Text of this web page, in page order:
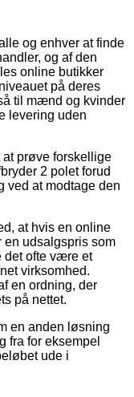
og enhver at finde
og af den
online butikker
på deres
til mænd og kvinder
levering uden
prøve forskellige
2 polet forud
ved at modtage den
at hvis en online
en udsalgspris som
det ofte være et
virksomhed.
en ordning, der
på nettet.
en anden løsning
fra for eksempel
ude i